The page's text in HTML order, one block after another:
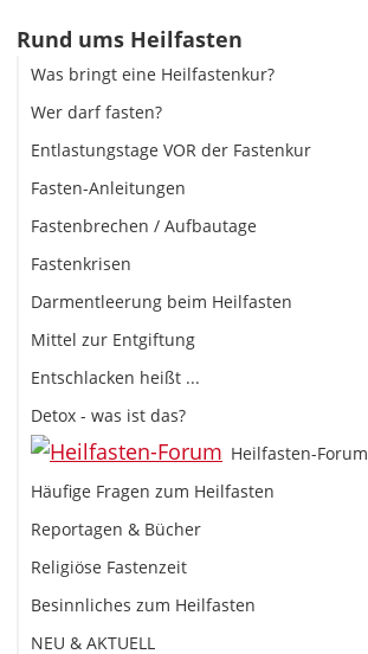
Rund ums Heilfasten
Was bringt eine Heilfastenkur?
Wer darf fasten?
Entlastungstage VOR der Fastenkur
Fasten-Anleitungen
Fastenbrechen / Aufbautage
Fastenkrisen
Darmentleerung beim Heilfasten
Mittel zur Entgiftung
Entschlacken heißt ...
Detox - was ist das?
Heilfasten-Forum
Häufige Fragen zum Heilfasten
Reportagen & Bücher
Religiöse Fastenzeit
Besinnliches zum Heilfasten
NEU & AKTUELL